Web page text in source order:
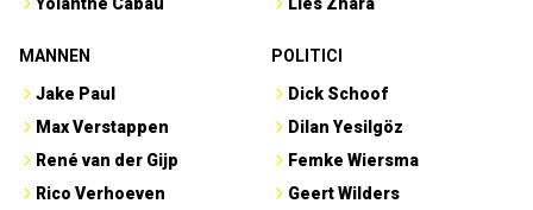
MANNEN
Jake Paul
Max Verstappen
René van der Gijp
Rico Verhoeven
POLITICI
Dick Schoof
Dilan Yesilgöz
Femke Wiersma
Geert Wilders